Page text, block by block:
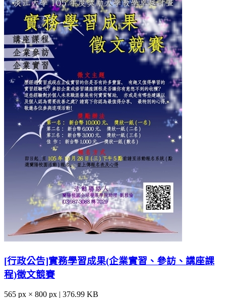
[行政公告]實務學習成果(企業實習、參訪、講座課
程)徵文競賽
565 px × 800 px | 376.99 KB